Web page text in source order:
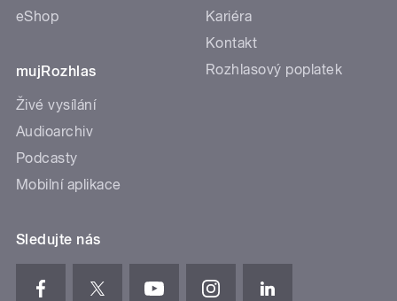
eShop
mujRozhlas
Živé vysílání
Audioarchiv
Podcasty
Mobilní aplikace
Kariéra
Kontakt
Rozhlasový poplatek
Sledujte nás